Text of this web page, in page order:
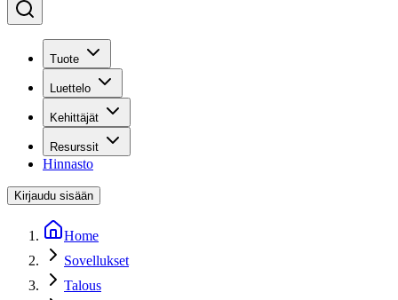
Tuote
Luettelo
Kehittäjät
Resurssit
Hinnasto
Kirjaudu sisään
Home
Sovellukset
Talous